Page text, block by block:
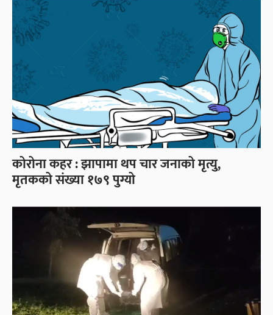
कोरोना कहर : झापामा थप चार जनाको मृत्यु,
मृतकको संख्या १७९ पुग्यो